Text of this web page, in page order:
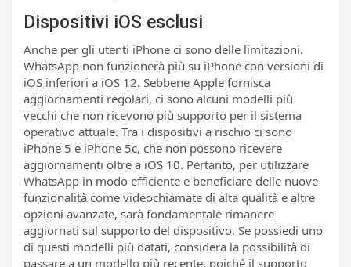
Dispositivi iOS esclusi
Anche per gli utenti iPhone ci sono delle limitazioni.
WhatsApp non funzionerà più su iPhone con versioni di
iOS inferiori a iOS 12. Sebbene Apple fornisca
aggiornamenti regolari, ci sono alcuni modelli più
vecchi che non ricevono più supporto per il sistema
operativo attuale. Tra i dispositivi a rischio ci sono
iPhone 5 e iPhone 5c, che non possono ricevere
aggiornamenti oltre a iOS 10. Pertanto, per utilizzare
WhatsApp in modo efficiente e beneficiare delle nuove
funzionalità come videochiamate di alta qualità e altre
opzioni avanzate, sarà fondamentale rimanere
aggiornati sul supporto del dispositivo. Se possiedi uno
di questi modelli più datati, considera la possibilità di
passare a un modello più recente, poiché il supporto